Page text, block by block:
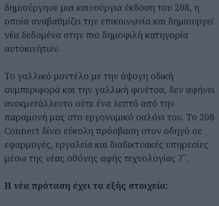
δημιούργησε μια καινούργια έκδοση του 208, η
οποία αναβαθμίζει την επικοινωνία και δημιουργεί
νέα δεδομένα στην πιο δημοφιλή κατηγορία
αυτοκινήτων.
Το γαλλικό μοντέλο με την άψογη οδική
συμπεριφορά και την γαλλική φινέτσα, δεν αφήνει
ανεκμετάλλευτο ούτε ένα λεπτό από την
παραμονή μας στο εργονομικό σαλόνι του. Το 208
Connect δίνει εύκολη πρόσβαση στον οδηγό σε
εφαρμογές, εργαλεία και διαδικτυακές υπηρεσίες
μέσω της νέας οθόνης αφής τεχνολογίας 7΄΄.
Η νέα πρόταση έχει τα εξής στοιχεία: